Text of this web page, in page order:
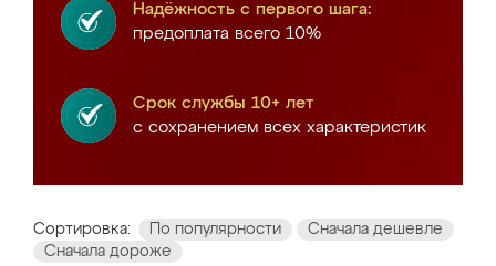
Надёжность с первого шага:
предоплата всего 10%
Срок службы 10+ лет
с сохранением всех характеристик
Сортировка: По популярности
Сначала дешевле
Сначала дороже